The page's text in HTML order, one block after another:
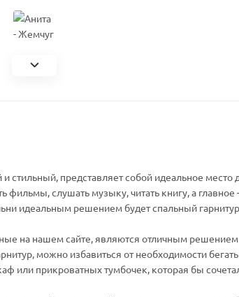
стильный, представляет собой идеальное место
слушать музыку, читать книгу, а главное
идеальным решением будет спальный
на нашем сайте, являются отличным
можно избавиться от необходимости
или прикроватных тумбочек, которая бы